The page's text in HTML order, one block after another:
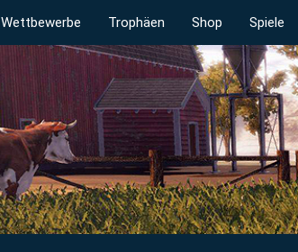
Wettbewerbe Trophäen Shop Spiele